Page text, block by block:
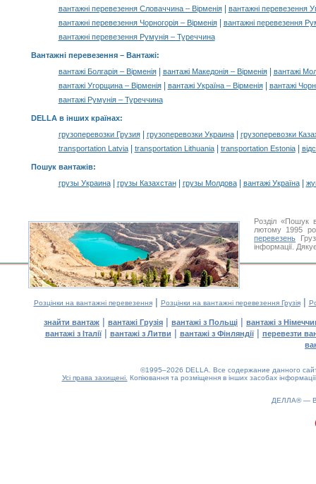
вантажні перевезення Словаччина – Вірменія|
вантажні перевезення
вантажні перевезення Чорногорія – Вірменія|
вантажні перевезення
вантажні перевезення Румунія – Туреччина
Вантажні перевезення – Вантажі:
вантажі Болгарія – Вірменія| вантажі Македонія – Вірменія|
вантажі
вантажі Угорщина – Вірменія| вантажі Україна – Вірменія|
вантажі
вантажі Румунія – Туреччина
DELLA в інших країнах:
грузоперевозки Грузия| грузоперевозки Украина|
грузоперевозки
transportation Latvia| transportation Lithuania| transportation Estonia|
Пошук вантажів:
грузы Украина| грузы Казахстан| грузы Молдова| вантажі Україна|
Розділ «Пошук
лютому 1995
перевезень
інформації.
Розцінки на вантажні перевезення| Розцінки на вантажні перевезення Грузія|
знайти вантаж | вантажі Грузія | вантажі з Польщі | вантажі з
вантажі з Італії| вантажі з Литви | вантажі з Фінляндії| перевезти
©1995–2026 DELLA. Все содержание данного
Усі права захищені. Копіювання та розміщення в інших засобах
ДЕЛЛА® —